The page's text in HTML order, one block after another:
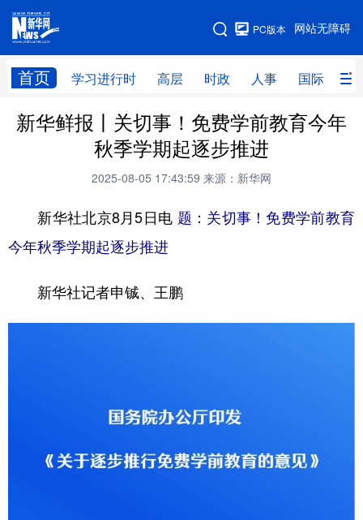
网站无障碍
PC版本
首页 学习进行时 高层 时政 人事 国际 财
网站地图
学习进行时 高层 时政 人事
财经 网评
科技 科创 量子 体育
文化 书画
访谈 视频
法律 中央文件 金融 汽车
旅游 能源
彩票 娱乐 时尚 悦读
新华鲜报丨关切事！免费学前教育今年
秋季学期起逐步推进
2025-08-05 17:43:59 来源：新华网
新华社北京8月5日电 题：关切事！免费学前教育
今年秋季学期起逐步推进
新华社记者申铖、王鹏